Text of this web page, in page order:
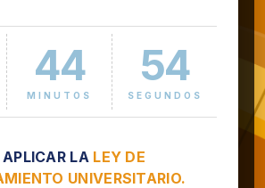
44
MINUTOS
54
SEGUNDOS
LA LEY DE
UNIVERSITARIO.